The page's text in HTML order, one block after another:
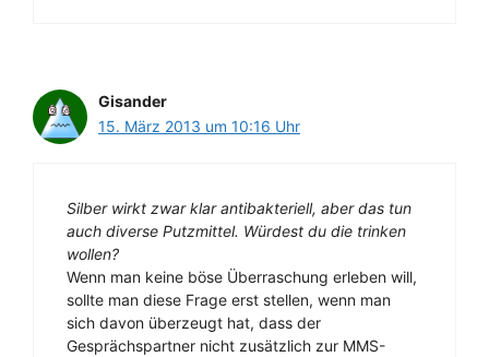
Gisander
15. März 2013 um 10:16 Uhr
Silber wirkt zwar klar antibakteriell, aber das tun
auch diverse Putzmittel. Würdest du die trinken
wollen?
Wenn man keine böse Überraschung erleben will,
sollte man diese Frage erst stellen, wenn man
sich davon überzeugt hat, dass der
Gesprächspartner nicht zusätzlich zur MMS-